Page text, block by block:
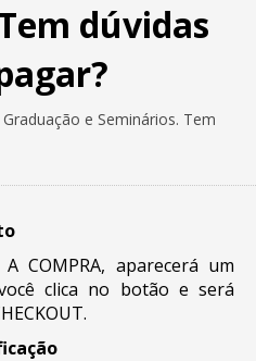
dúvidas
e Seminários. Tem
COMPRA, aparecerá um
clica no botão e será